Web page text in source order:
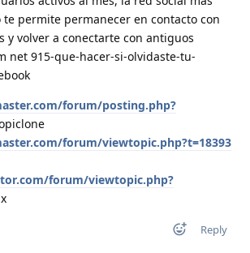
permite permanecer en contacto con
y volver a conectarte con antiguos
net 915-que-hacer-si-olvidaste-tu-
forum/posting.php?
forum/viewtopic.php?t=18393
forum/viewtopic.php?
Reply